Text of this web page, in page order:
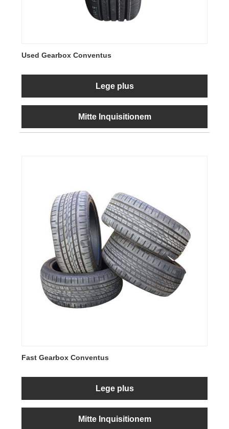
Used Gearbox Conventus
Lege plus
Mitte Inquisitionem
Fast Gearbox Conventus
Lege plus
Mitte Inquisitionem